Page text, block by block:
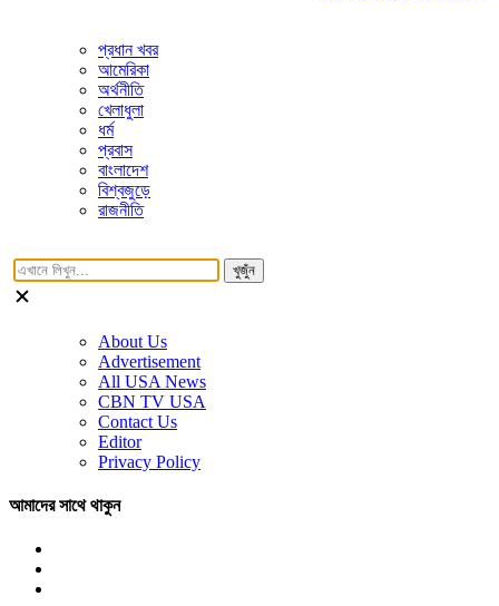
প্রধান খবর
আমেরিকা
অর্থনীতি
খেলাধুলা
ধর্ম
প্রবাস
বাংলাদেশ
বিশ্বজুড়ে
রাজনীতি
খুজুঁন
About Us
Advertisement
All USA News
CBN TV USA
Contact Us
Editor
Privacy Policy
আমাদের সাথে থাকুন